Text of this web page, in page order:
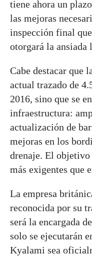
tiene ahora un
las mejoras
inspección final
otorgará la ansiada
Cabe destacar que
actual trazado de
2016, sino que se
infraestructura:
actualización de
mejoras en los
drenaje. El objetivo
más exigentes que
La empresa
reconocida por su
será la encargada
solo se ejecutarán
Kyalami sea